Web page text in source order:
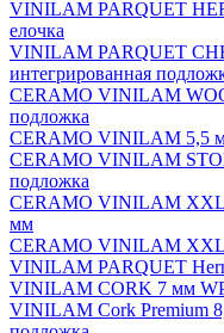
VINILAM PARQUET
елочка
VINILAM PARQUET
интегрированная
CERAMO VINILAM
подложка
CERAMO VINILAM 5,5
CERAMO VINILAM
подложка
CERAMO VINILAM XXL
мм
CERAMO VINILAM
VINILAM PARQUET
VINILAM CORK 7 мм
VINILAM Cork Premium